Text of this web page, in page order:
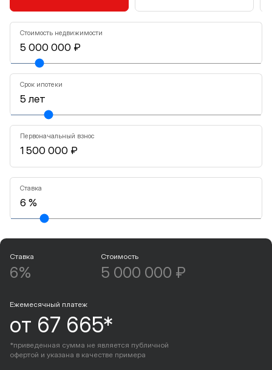
Стоимость недвижимости
Срок ипотеки
Первоначальный взнос
Ставка
Ставка
6%
Стоимость
5 000 000 ₽
Ежемесячный платеж
от 67 665*
*приведенная сумма не является публичной
офертой и указана в качестве примера